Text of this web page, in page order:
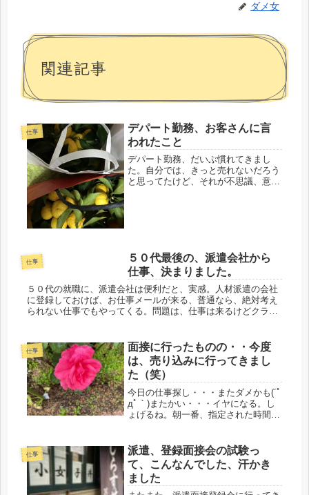
ダメ女
関連記事
仕事
デパート勤務、お客さんに言
われたこと
デパート勤務、だいぶ慣れてきまし
た。自分では、きっと売れないだろう
と思ってたけど、それが不思議、意外
仕事
５０代最後の、派遣会社から
仕事、決まりました。
５０代の就職に、派遣会社は便利だと、実感。人材派遣の会社
に登録しておけば、お仕事メールが来る、普通なら、絶対考え
られない仕事でもやってくる。問題は、仕事は来るけどクライ
仕事
面接に行ったものの・・今度
は、売り込みに行ってきまし
た（笑）
今日の仕事探し・・・またダメかも(´ﾟ
дﾟ｀)またかい・・・イヤになる。し
ょげるね。朝一番、指定された時間
作りと配膳の仕事。家から近いので、
仕事を終えてからでも、カーブス...
仕事
派遣、登録面接会の試験っ
て、こんなんでした、汗かき
ました